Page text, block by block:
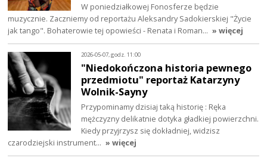
W poniedziałkowej Fonosferze będzie
muzycznie. Zaczniemy od reportażu Aleksandry Sadokierskiej "Życie
jak tango". Bohaterowie tej opowieści - Renata i Roman… » więcej
2026-05-07, godz. 11:00
"Niedokończona historia pewnego
przedmiotu" reportaż Katarzyny
Wolnik-Sayny
Przypominamy dzisiaj taką historię : Ręka
mężczyzny delikatnie dotyka gładkiej powierzchni.
Kiedy przyjrzysz się dokładniej, widzisz
czarodziejski instrument… » więcej